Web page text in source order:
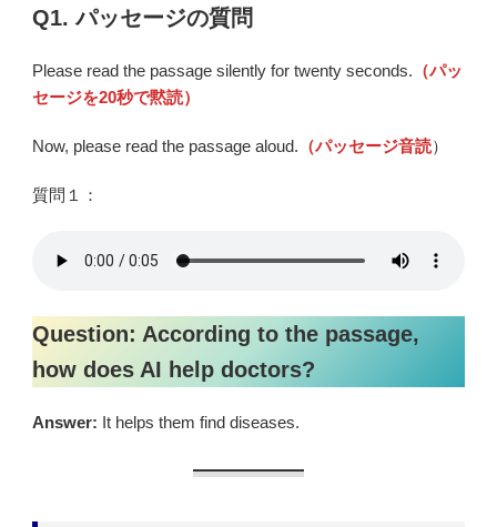
Q1. パッセージの質問
Please read the passage silently for twenty seconds. （パッ
セージを20秒で黙読）
Now, please read the passage aloud. （パッセージ音読）
質問１：
Question: According to the passage,
how does AI help doctors?
Answer: It helps them find diseases.